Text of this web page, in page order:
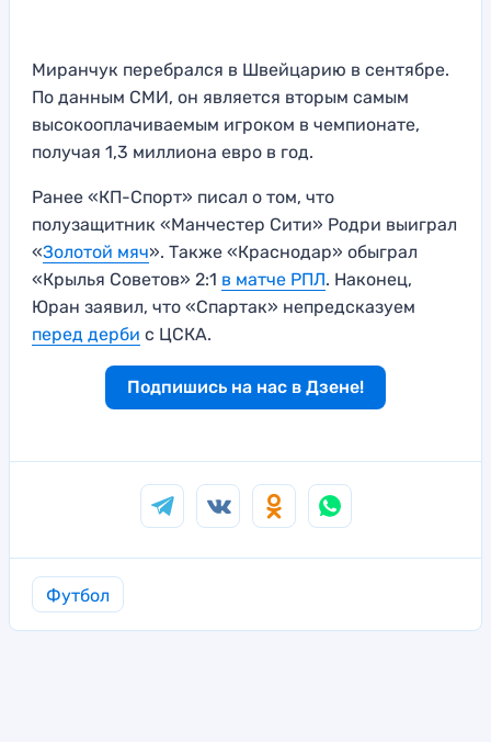
Миранчук перебрался в Швейцарию в сентябре.
По данным СМИ, он является вторым самым
высокооплачиваемым игроком в чемпионате,
получая 1,3 миллиона евро в год.
Ранее «КП-Спорт» писал о том, что
полузащитник «Манчестер Сити» Родри выиграл
«Золотой мяч». Также «Краснодар» обыграл
«Крылья Советов» 2:1 в матче РПЛ. Наконец,
Юран заявил, что «Спартак» непредсказуем
перед дерби с ЦСКА.
Подпишись на нас в Дзене!
Футбол